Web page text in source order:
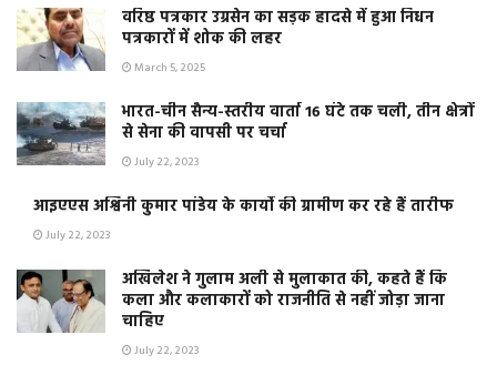
वरिष्ठ पत्रकार उग्रसेन का सड़क हादसे में हुआ निधन
पत्रकारों में शोक की लहर
March 5, 2025
भारत-चीन सैन्य-स्तरीय वार्ता 16 घंटे तक चली, तीन क्षेत्रों
से सेना की वापसी पर चर्चा
July 22, 2023
आइएएस अश्विनी कुमार पांडेय के कार्यो की ग्रामीण कर रहे हैं तारीफ
July 22, 2023
अखिलेश ने गुलाम अली से मुलाकात की, कहते हैं कि
कला और कलाकारों को राजनीति से नहीं जोड़ा जाना
चाहिए
July 22, 2023